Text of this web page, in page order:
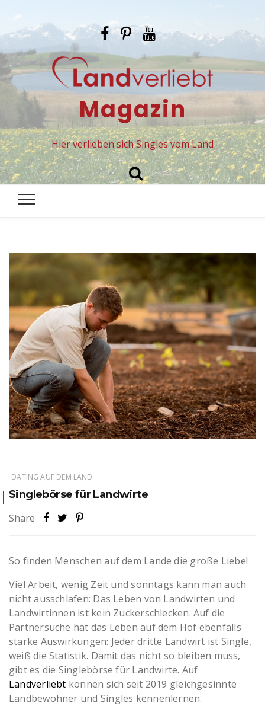
Magazin
Hier verlieben sich Singles vom Land
DATING AUF DEM LAND
Singlebörse für Landwirte
Share
So finden Menschen auf dem Lande die große Liebe!
Viel Arbeit, wenig Zeit und sonntags kann man auch
nicht ausschlafen: Das Leben von Landwirten und
Landwirtinnen ist kein Zuckerschlecken. Auf die
Partnersuche hat das Leben auf dem Hof ebenfalls
starke Auswirkungen: Jeder dritte Landwirt ist Single,
weiß die Statistik. Damit das nicht so bleiben muss,
gibt es die Singlebörse für Landwirte. Auf
Landverliebt können sich seit 2019 gleichgesinnte
Landbewohner und Singles kennenlernen.